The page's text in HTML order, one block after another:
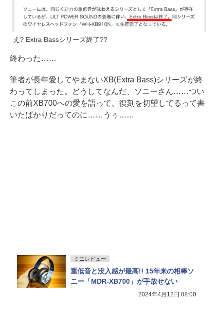
え? Extra Bassシリーズ終了??
終わった……
筆者が長年愛してやまないXB(Extra Bass)シリーズが終
わってしまった。どうしてなんだ、ソニーさん……つい
この前XB700への愛を語って、復刻を切望してるって書
いたばかりだってのに……うぅ……
ミニレビュー
重低音と没入感が最高!! 15年来の相棒ソ
ニー「MDR-XB700」が手放せない
2024年4月12日 08:00